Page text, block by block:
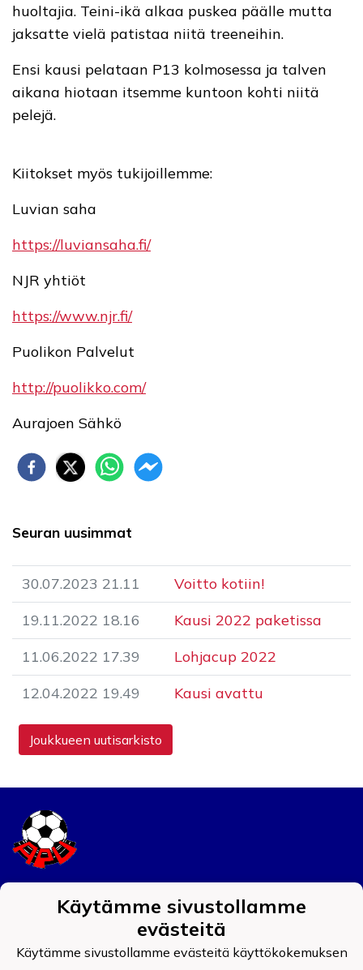
huoltajia. Teini-ikä alkaa puskea päälle mutta
jaksatte vielä patistaa niitä treeneihin.
Ensi kausi pelataan P13 kolmosessa ja talven
aikana hiotaan itsemme kuntoon kohti niitä
pelejä.
Kiitokset myös tukijoillemme:
Luvian saha
https://luviansaha.fi/
NJR yhtiöt
https://www.njr.fi/
Puolikon Palvelut
http://puolikko.com/
Aurajoen Sähkö
Seuran uusimmat
30.07.2023 21.11
Voitto kotiin!
19.11.2022 18.16
Kausi 2022 paketissa
11.06.2022 17.39
Lohjacup 2022
12.04.2022 19.49
Kausi avattu
Joukkueen uutisarkisto
Auran Palokunnan Urheilijat ry
0908519-4
Käytämme sivustollamme
evästeitä
Käytämme sivustollamme evästeitä käyttökokemuksen